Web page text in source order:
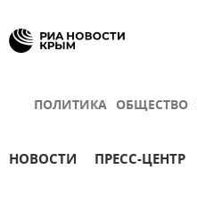
ПОЛИТИКА ОБЩЕСТВО
НОВОСТИ ПРЕСС-ЦЕНТР